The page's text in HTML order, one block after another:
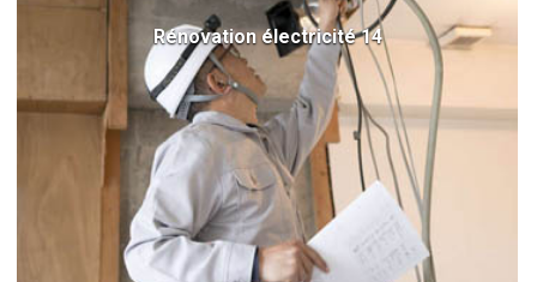
Rénovation électricité 14